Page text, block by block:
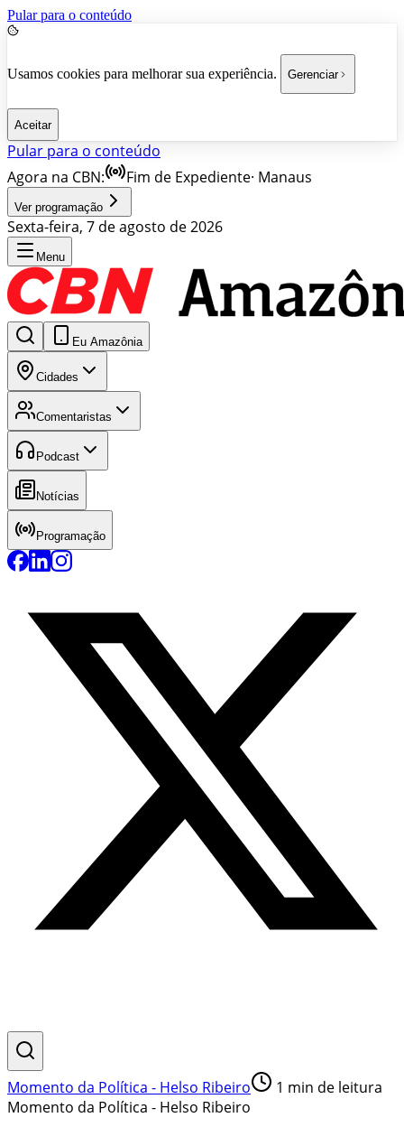
Pular para o conteúdo
Usamos cookies para melhorar sua experiência. Gerenciar
Aceitar
Pular para o conteúdo
Agora na CBN:
Fim de Expediente· Manaus
Ver programação
Sexta-feira, 7 de agosto de 2026
Menu
Eu Amazônia
Cidades
Comentaristas
Podcast
Notícias
Programação
Momento da Política - Helso Ribeiro 1 min de leitura
Momento da Política - Helso Ribeiro